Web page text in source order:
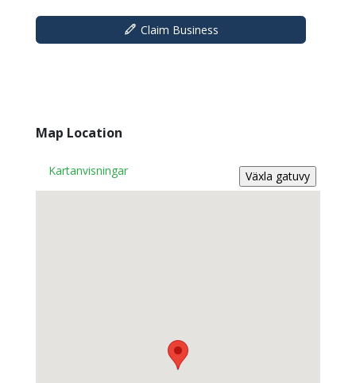
Claim Business
Map Location
Kartanvisningar